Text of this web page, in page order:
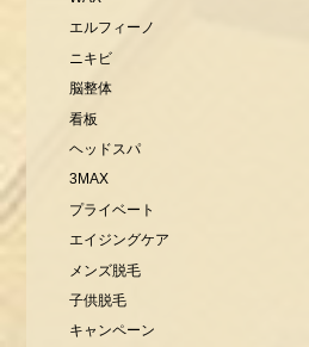
エルフィーノ
ニキビ
脳整体
看板
ヘッドスパ
3MAX
プライベート
エイジングケア
メンズ脱毛
子供脱毛
キャンペーン